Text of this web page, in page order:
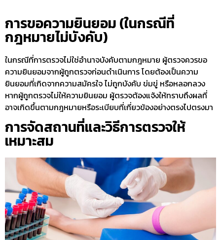
การขอความยินยอม (ในกรณีที่
กฎหมายไม่บังคับ)
ในกรณีที่การตรวจไม่ใช่อำนาจบังคับตามกฎหมาย ผู้ตรวจควรขอ
ความยินยอมจากผู้ถูกตรวจก่อนดำเนินการ โดยต้องเป็นความ
ยินยอมที่เกิดจากความสมัครใจ ไม่ถูกบังคับ ข่มขู่ หรือหลอกลวง
หากผู้ถูกตรวจไม่ให้ความยินยอม ผู้ตรวจต้องแจ้งให้ทราบถึงผลที่
อาจเกิดขึ้นตามกฎหมายหรือระเบียบที่เกี่ยวข้องอย่างตรงไปตรงมา
การจัดสถานที่และวิธีการตรวจให้
เหมาะสม